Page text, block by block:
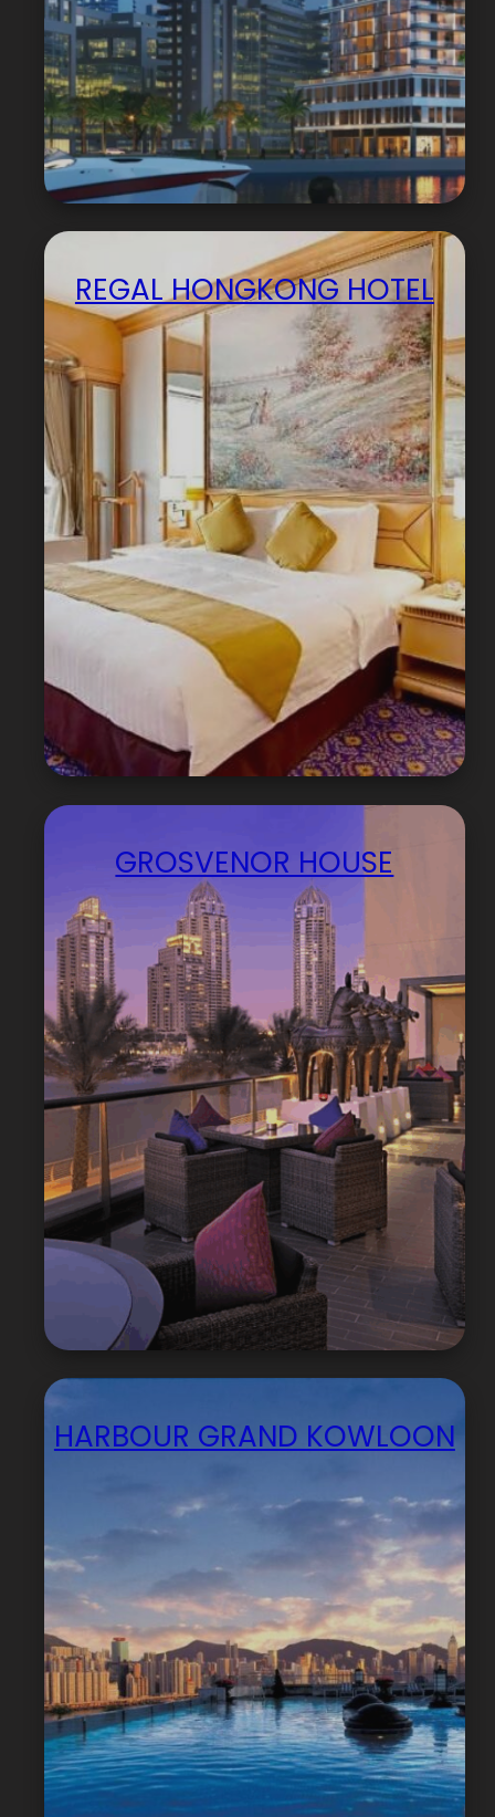
REGAL HONGKONG HOTEL
GROSVENOR HOUSE
HARBOUR GRAND KOWLOON